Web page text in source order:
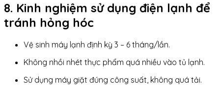
8. Kinh nghiệm sử dụng điện lạnh để
tránh hỏng hóc
Vệ sinh máy lạnh định kỳ 3 – 6 tháng/lần.
Không nhồi nhét thực phẩm quá nhiều vào tủ lạnh.
Sử dụng máy giặt đúng công suất, không quá tải.